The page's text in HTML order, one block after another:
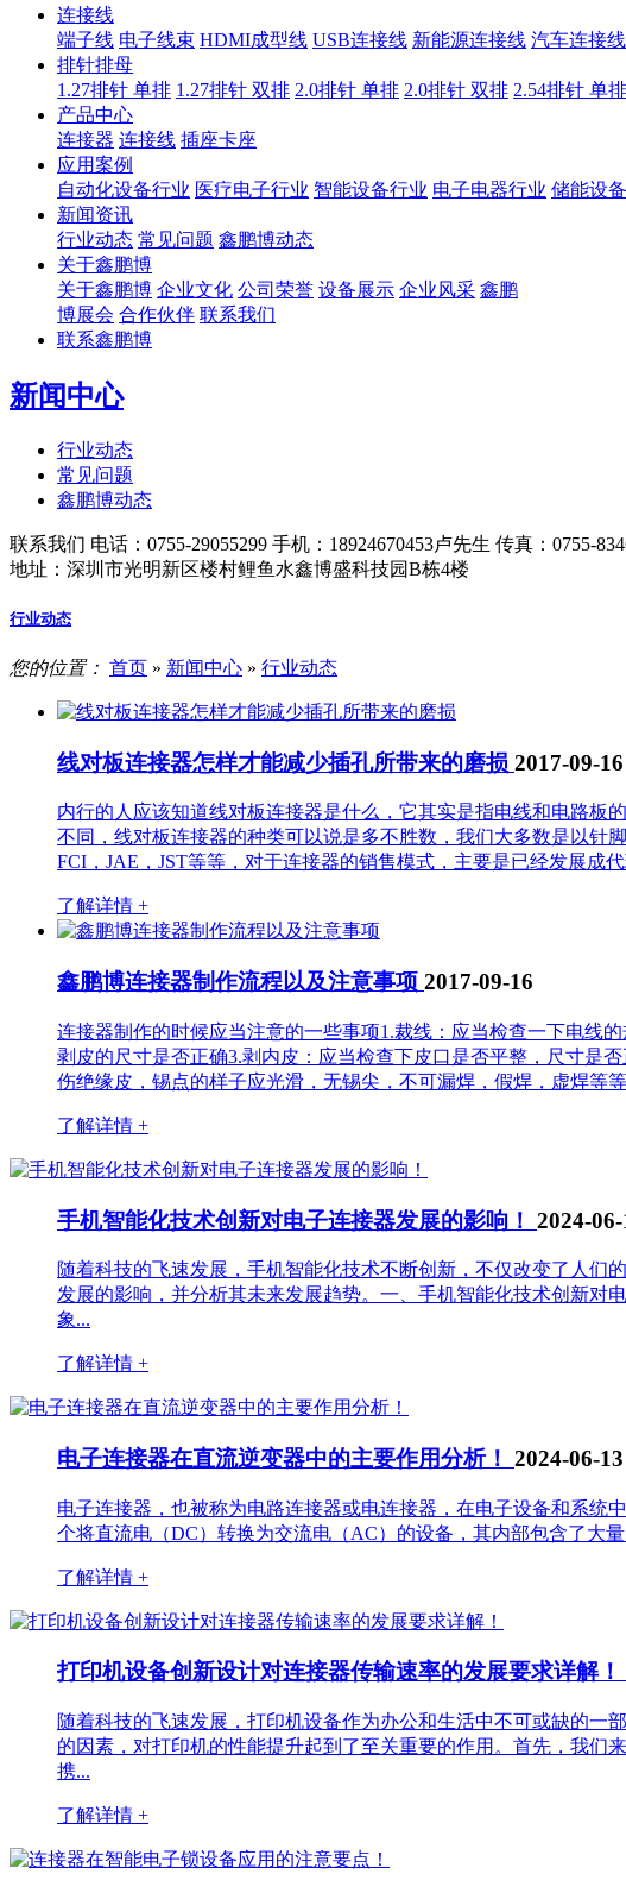
连接线
端子线 电子线束 HDMI成型线 USB连接线 新能源连接线 汽车连接线
排针排母
1.27排针 单排 1.27排针 双排 2.0排针 单排 2.0排针 双排 2.54排针 单排
产品中心
连接器 连接线 插座卡座
应用案例
自动化设备行业 医疗电子行业 智能设备行业 电子电器行业 储能设
新闻资讯
行业动态 常见问题 鑫鹏博动态
关于鑫鹏博
关于鑫鹏博 企业文化 公司荣誉 设备展示 企业风采 鑫鹏
博展会 合作伙伴 联系我们
联系鑫鹏博
新闻中心
行业动态
常见问题
鑫鹏博动态
联系我们 电话：0755-29055299 手机：18924670453卢先生 传真：0755-
地址：深圳市光明新区楼村鲤鱼水鑫博盛科技园B栋4楼
行业动态
您的位置： 首页 » 新闻中心 » 行业动态
线对板连接器怎样才能减少插孔所带来的磨损 2017-09-16
内行的人应该知道线对板连接器是什么，它其实是指电线和电路板
不同，线对板连接器的种类可以说是多不胜数，我们大多数是以针
FCI，JAE，JST等等，对于连接器的销售模式，主要是已经发展成
了解详情 +
鑫鹏博连接器制作流程以及注意事项 2017-09-16
连接器制作的时候应当注意的一些事项1.裁线：应当检查一下电线
剥皮的尺寸是否正确3.剥内皮：应当检查下皮口是否平整，尺寸是
伤绝缘皮，锡点的样子应光滑，无锡尖，不可漏焊，假焊，虚焊等
了解详情 +
手机智能化技术创新对电子连接器发展的影响！ 2024-
随着科技的飞速发展，手机智能化技术不断创新，不仅改变了人们
发展的影响，并分析其未来发展趋势。一、手机智能化技术创新对
象...
了解详情 +
电子连接器在直流逆变器中的主要作用分析！ 2024-06-13
电子连接器，也被称为电路连接器或电连接器，在电子设备和系统
个将直流电（DC）转换为交流电（AC）的设备，其内部包含了大
了解详情 +
打印机设备创新设计对连接器传输速率的发展要求详解！
随着科技的飞速发展，打印机设备作为办公和生活中不可或缺的
的因素，对打印机的性能提升起到了至关重要的作用。首先，我们
携...
了解详情 +